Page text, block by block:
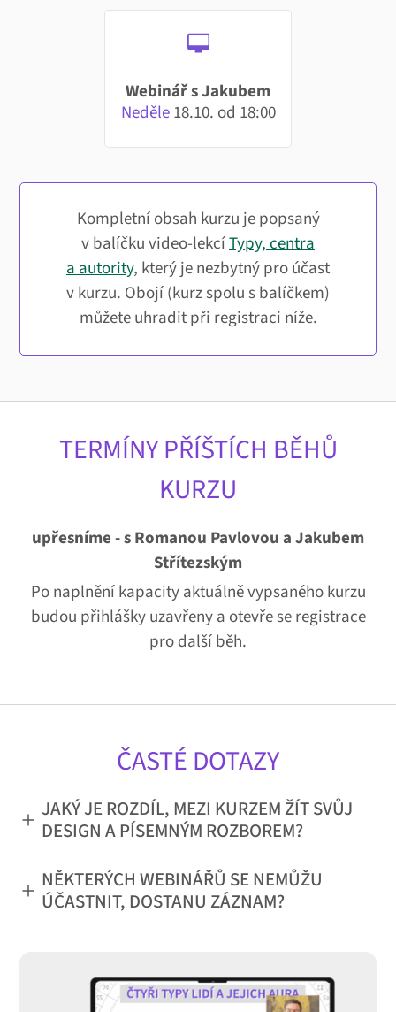
Webinář s Jakubem
Neděle18.10. od 18:00
Kompletní obsah kurzu je popsaný
v balíčku video-lekcíTypy, centra
a autority, který je nezbytný pro účast
v kurzu. Obojí (kurz spolu s balíčkem)
můžete uhradit při registraci níže.
TERMÍNY PŘÍŠTÍCH BĚHŮ
KURZU
upřesníme - s Romanou Pavlovou a Jakubem
Střítezským
Po naplnění kapacity aktuálně vypsaného kurzu
budou přihlášky uzavřeny a otevře se registrace
pro další běh.
ČASTÉ DOTAZY
JAKÝ JE ROZDÍL, MEZI KURZEM ŽÍT SVŮJ
DESIGN A PÍSEMNÝM ROZBOREM?
NĚKTERÝCH WEBINÁŘŮ SE NEMŮŽU
ÚČASTNIT, DOSTANU ZÁZNAM?